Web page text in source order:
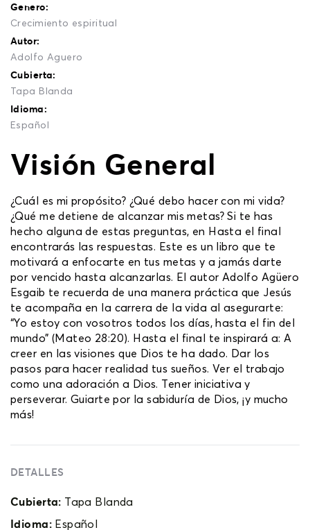
Genero:
Crecimiento espiritual
Autor:
Adolfo Aguero
Cubierta:
Tapa Blanda
Idioma:
Español
Visión General
¿Cuál es mi propósito? ¿Qué debo hacer con mi vida?
¿Qué me detiene de alcanzar mis metas? Si te has
hecho alguna de estas preguntas, en Hasta el final
encontrarás las respuestas. Este es un libro que te
motivará a enfocarte en tus metas y a jamás darte
por vencido hasta alcanzarlas. El autor Adolfo Agüero
Esgaib te recuerda de una manera práctica que Jesús
te acompaña en la carrera de la vida al asegurarte:
“Yo estoy con vosotros todos los días, hasta el fin del
mundo” (Mateo 28:20). Hasta el final te inspirará a: A
creer en las visiones que Dios te ha dado. Dar los
pasos para hacer realidad tus sueños. Ver el trabajo
como una adoración a Dios. Tener iniciativa y
perseverar. Guiarte por la sabiduría de Dios, ¡y mucho
más!
DETALLES
Cubierta: Tapa Blanda
Idioma: Español